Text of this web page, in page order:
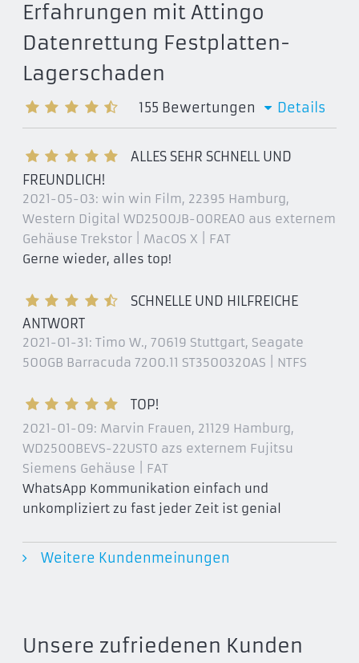
Erfahrungen mit Attingo
Datenrettung Festplatten-
Lagerschaden
155 Bewertungen Details
ALLES SEHR SCHNELL UND
FREUNDLICH!
2021-05-03: win win Film, 22395 Hamburg,
Western Digital WD2500JB-00REA0 aus externem
Gehäuse Trekstor | MacOS X | FAT
Gerne wieder, alles top!
SCHNELLE UND HILFREICHE
ANTWORT
2021-01-31: Timo W., 70619 Stuttgart, Seagate
500GB Barracuda 7200.11 ST3500320AS | NTFS
TOP!
2021-01-09: Marvin Frauen, 21129 Hamburg,
WD2500BEVS-22UST0 azs externem Fujitsu
Siemens Gehäuse | FAT
WhatsApp Kommunikation einfach und
unkompliziert zu fast jeder Zeit ist genial
Weitere Kundenmeinungen
Unsere zufriedenen Kunden